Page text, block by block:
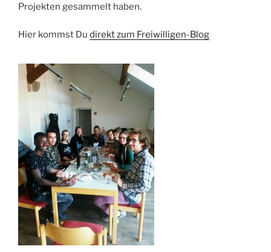
Projekten gesammelt haben.
Hier kommst Du direkt zum Freiwilligen-Blog